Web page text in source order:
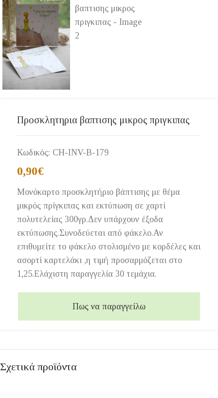
Προσκλητηρια βαπτισης μικρος πριγκιπας
Κωδικός: CH-INV-B-179
0,90€
Μονόκαρτο προσκλητήριο βάπτισης με θέμα
μικρός πρίγκιπας και εκτύπωση σε χαρτί
πολυτελείας 300γρ.Δεν υπάρχουν έξοδα
εκτύπωσης.Συνοδεύεται από φάκελο.Αν
επιθυμείτε το φάκελο στολισμένο με κορδέλες και
ασορτί καρτελάκι ,η τιμή προσαρμόζεται στο
1,25.Ελάχιστη παραγγελία 30 τεμάχια.
Πως να παραγγείλω
Σχετικά προϊόντα